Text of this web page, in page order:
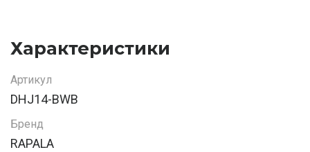
Характеристики
Артикул
DHJ14-BWB
Бренд
RAPALA